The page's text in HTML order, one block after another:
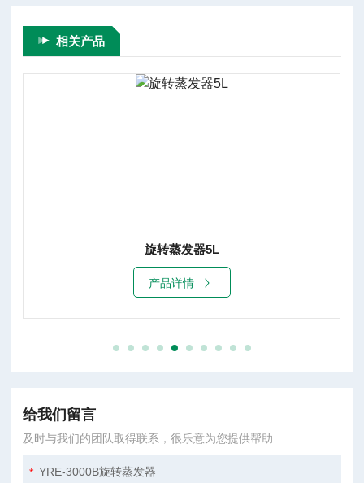
相关产品
旋转蒸发器5L
产品详情
给我们留言
及时与我们的团队取得联系，很乐意为您提供帮助